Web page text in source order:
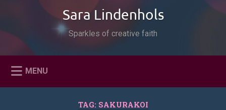
Sara Lindenhols
Sparkles of creative faith
MENU
TAG: SAKURAKOI